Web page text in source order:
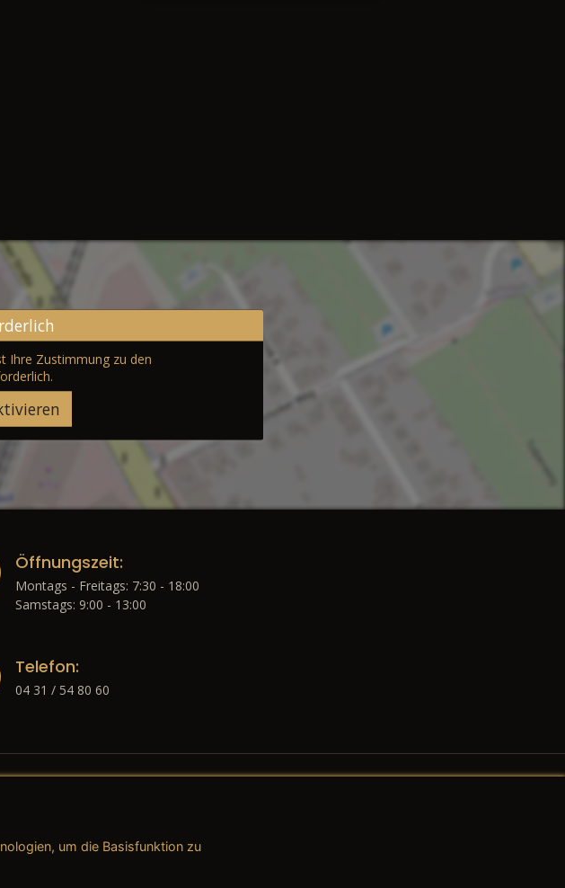
Ihre Zustimmung zu den
Öffnungszeit:
Montags - Freitags: 7:30 - 18:00
Samstags: 9:00 - 13:00
Telefon:
04 31 / 54 80 60
→ AGB (Teile & Zubehör)
um die Basisfunktion zu